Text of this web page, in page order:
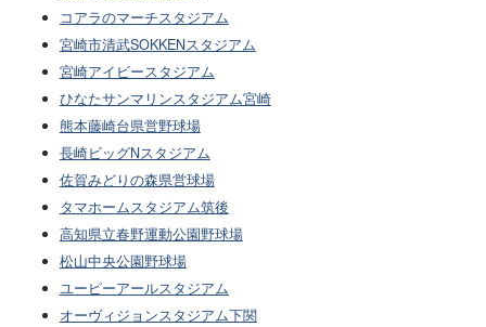
コアラのマーチスタジアム
宮崎市清武SOKKENスタジアム
宮崎アイビースタジアム
ひなたサンマリンスタジアム宮崎
熊本藤崎台県営野球場
長崎ビッグNスタジアム
佐賀みどりの森県営球場
タマホームスタジアム筑後
高知県立春野運動公園野球場
松山中央公園野球場
ユーピーアールスタジアム
オーヴィジョンスタジアム下関